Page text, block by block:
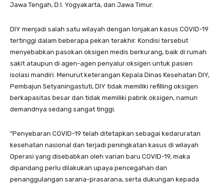
Jawa Tengah, D.I. Yogyakarta, dan Jawa Timur.
DIY menjadi salah satu wilayah dengan lonjakan kasus COVID-19
tertinggi dalam beberapa pekan terakhir. Kondisi tersebut
menyebabkan pasokan oksigen medis berkurang, baik di rumah
sakit ataupun di agen-agen penyalur oksigen untuk pasien
isolasi mandiri. Menurut keterangan Kepala Dinas Kesehatan DIY,
Pembajun Setyaningastuti, DIY tidak memiliki refilling oksigen
berkapasitas besar dan tidak memiliki pabrik oksigen, namun
demandnya sedang sangat tinggi.
“Penyebaran COVID-19 telah ditetapkan sebagai kedaruratan
kesehatan nasional dan terjadi peningkatan kasus di wilayah
Operasi yang disebabkan oleh varian baru COVID-19, maka
dipandang perlu dilakukan upaya pencegahan dan
penanggulangan sarana-prasarana, serta dukungan kepada